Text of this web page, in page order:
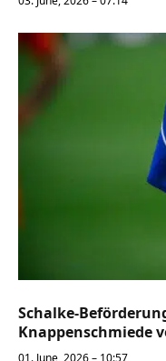
Schalke-
Knappenschmiede